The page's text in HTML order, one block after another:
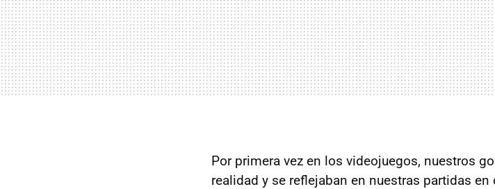
Por primera vez en los videojuegos, nuestros
realidad y se reflejaban en nuestras partidas